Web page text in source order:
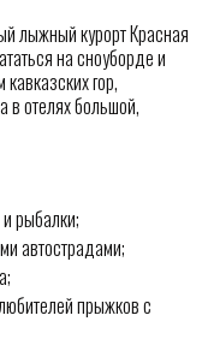
лыжный курорт Красная
на сноуборде и
гор,
отелях большой,
рыбалки;
автострадами;
прыжков с